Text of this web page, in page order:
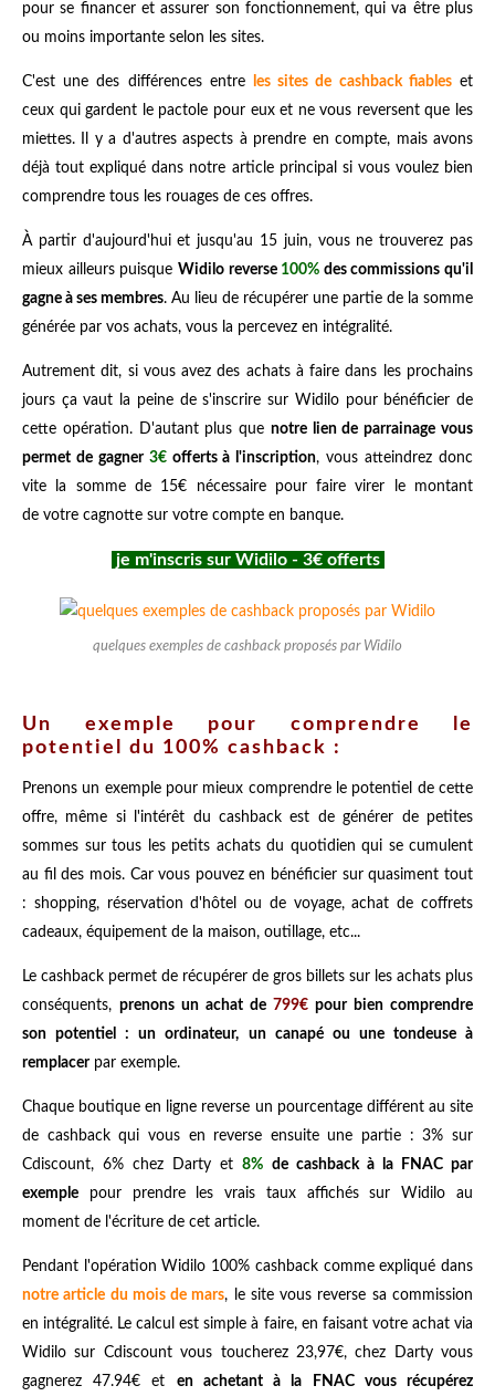
pour se financer et assurer son fonctionnement, qui va être plus
ou moins importante selon les sites.
C'est une des différences entre les sites de cashback fiableset
ceux qui gardent le pactole pour eux et ne vous reversent que les
miettes. Il y a d'autres aspects à prendre en compte, mais avons
déjà tout expliqué dans notre article principal si vous voulez bien
comprendre tous les rouages de ces offres.
À partir d'aujourd'hui et jusqu'au 15 juin, vous ne trouverez pas
mieux ailleurs puisque Widilo reverse 100% des commissions qu'il
gagne à ses membres. Au lieu de récupérer une partie de la somme
générée par vos achats, vous la percevez en intégralité.
Autrement dit, si vous avez des achats à faire dans les prochains
jours ça vaut la peine des'inscrire sur Widilopour bénéficier de
cette opération. D'autant plus que notre lien de parrainage vous
permet de gagner 3€offerts à l'inscription, vous atteindrez donc
vite la somme de 15€ nécessaire pour faire virer le montant
de votre cagnotte sur votre compte en banque.
je m'inscris sur Widilo - 3€ offerts
quelques exemples de cashback proposés par Widilo
Un exemple pour comprendre le
potentiel du 100% cashback :
Prenons un exemple pour mieux comprendre le potentiel de cette
offre, même si l'intérêt du cashback est de générer de petites
sommes sur tous les petits achats du quotidien qui se cumulent
au fil des mois. Car vous pouvez en bénéficier sur quasiment tout
: shopping, réservation d'hôtel ou de voyage, achat de coffrets
cadeaux, équipement de la maison, outillage, etc...
Le cashback permet de récupérer de gros billets sur les achats plus
conséquents, prenons un achat de 799€ pour bien comprendre
son potentiel : un ordinateur, un canapé ou une tondeuse à
remplacerpar exemple.
Chaque boutique en ligne reverse un pourcentage différent au site
de cashback qui vous en reverse ensuite une partie : 3% sur
Cdiscount, 6% chez Darty et8% de cashback à la FNAC par
exemple pour prendre les vrais taux affichés sur Widilo au
moment de l'écriture de cet article.
Pendant l'opération Widilo 100% cashback comme expliqué dans
notre article du mois de mars, le site vous reverse sa commission
en intégralité. Le calcul est simple à faire, en faisant votre achat via
Widilo sur Cdiscount vous toucherez 23,97€, chez Darty vous
gagnerez 47.94€ et en achetant à la FNAC vous récupérez